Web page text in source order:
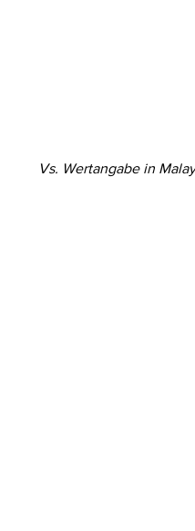
Vs. Wertangabe in